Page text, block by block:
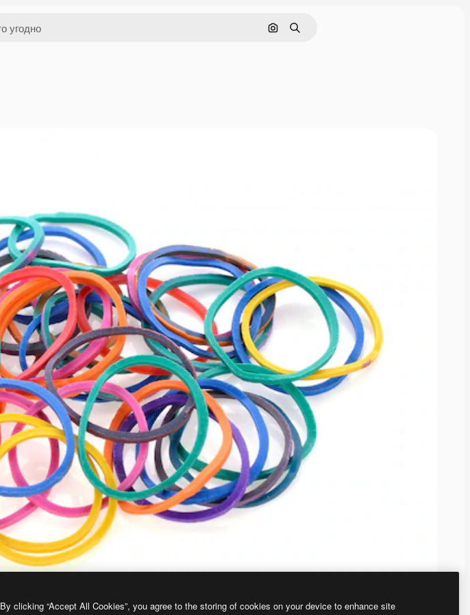
Поиск по изображению
Поиск
By clicking “Accept All Cookies”, you agree to the storing of cookies on your device to enhance site